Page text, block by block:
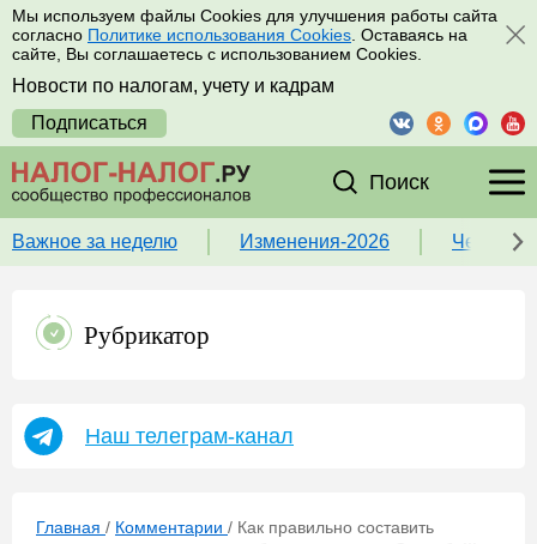
Мы используем файлы Cookies для улучшения работы сайта
согласно Политике использования Cookies . Оставаясь на
сайте, Вы соглашаетесь с использованием Cookies.
Новости по налогам, учету и кадрам
Подписаться
Поиск
Важное за неделю Изменения-2026 Чек-
Рубрикатор
Наш телеграм-канал
Главная / Комментарии / Как правильно составить